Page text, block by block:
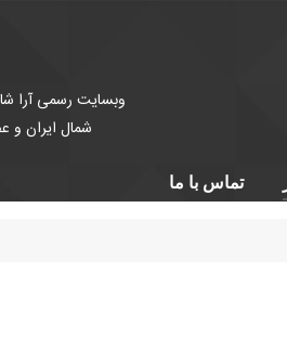
وبسایت رسمی آرا
شمال ایران
تماس با ما